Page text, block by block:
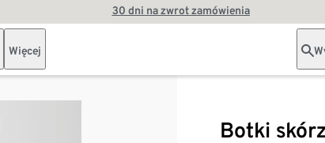
30 dni na zwrot zamówienia
Więcej
Botki